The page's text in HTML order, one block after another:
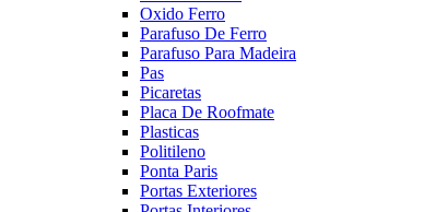
Oxido Ferro
Parafuso De Ferro
Parafuso Para Madeira
Pas
Picaretas
Placa De Roofmate
Plasticas
Politileno
Ponta Paris
Portas Exteriores